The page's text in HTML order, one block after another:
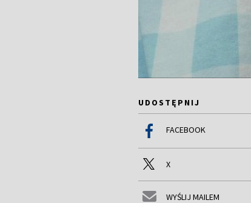
UDOSTĘPNIJ
FACEBOOK
X
WYŚLIJ MAILEM